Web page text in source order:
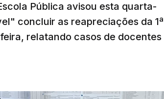
Pública avisou esta quarta-
concluir as reapreciações da 1ª
relatando casos de docentes